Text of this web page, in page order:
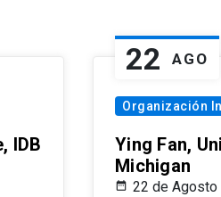
IDB
22 AGO
Organización
Ying Fan,
Michigan
22 de Agosto